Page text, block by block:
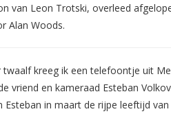
van Leon Trotski, overleed
Alan Woods.
kreeg ik een telefoontje uit
vriend en kameraad Esteban
Esteban in maart de rijpe leeftijd